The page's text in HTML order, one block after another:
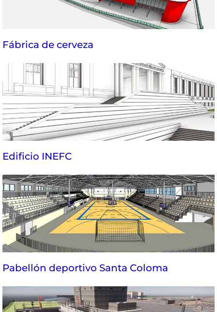
Fábrica de cerveza
Edificio INEFC
Pabellón deportivo Santa Coloma